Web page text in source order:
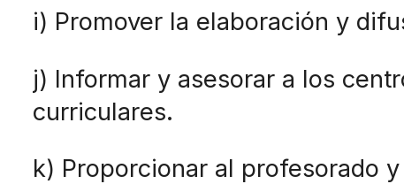
i) Promover la elaboración y
j) Informar y asesorar a los
curriculares.
k) Proporcionar al profesorado